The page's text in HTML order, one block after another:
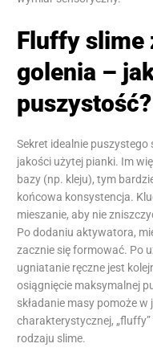
Fluffy slime
golenia –
puszystość?
Sekret idealnie
jakości użytej pianki. Im
bazy (np. kleju), tym
końcowa konsystencja.
mieszanie, aby nie
Po dodaniu aktywatora,
zacznie się formować. Po
ugniatanie ręczne jest
osiągnięcie maksymalnej
składanie masy pomoże
charakterystycznej,
rodzaju slime.